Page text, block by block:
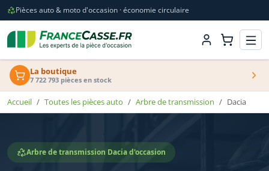
Pièces auto & moto d'occasion · économie circulaire
La boutique
7 722 793 pièces en stock
Accueil Toutes les pièces auto Arbre de transmission Dacia
Arbre de transmission Dacia d'occasion